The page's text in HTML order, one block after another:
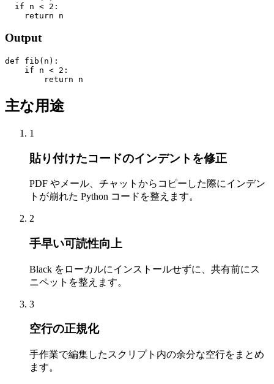
  if n < 2:
    return n
Output
def fib(n):
    if n < 2:
        return n
主な用途
1
貼り付けたコードのインデントを修正
PDF やメール、チャットからコピーした際にインデン
トが崩れた Python コードを整えます。
2
手早い可読性向上
Black をローカルにインストールせずに、共有前にス
ニペットを整えます。
3
空行の正規化
手作業で編集したスクリプト内の余分な空行をまとめ
ます。